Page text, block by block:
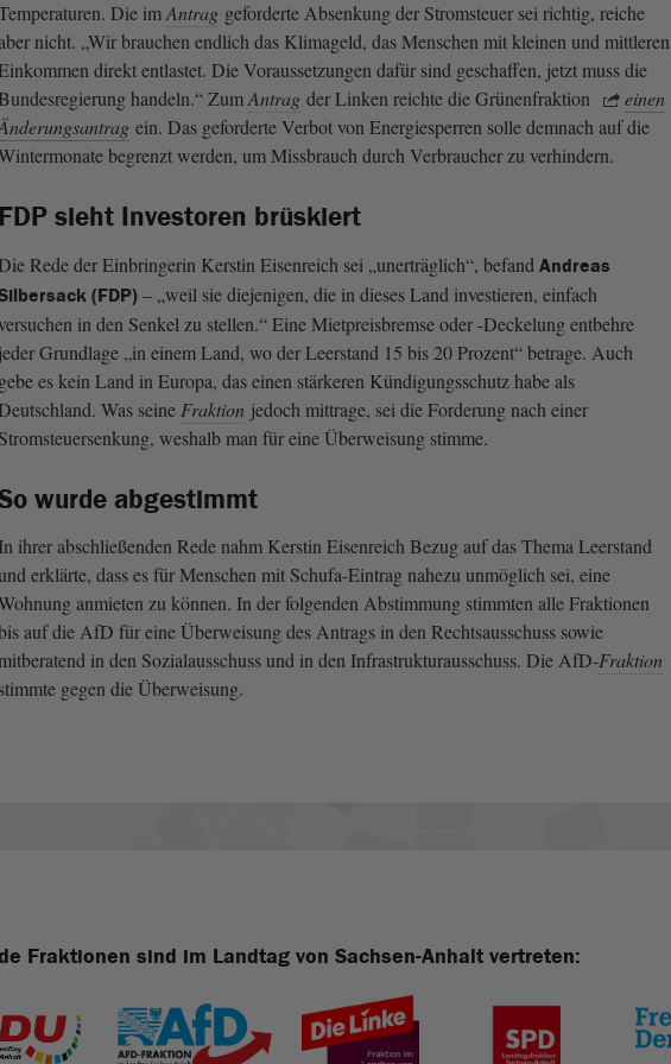
Die imAntrag geforderte Absenkung der Stromsteuer sei richtig, reiche
nicht. „Wir brauchen endlich das Klimageld, das Menschen mit kleinen und mittleren
direkt entlastet. Die Voraussetzungen dafür sind geschaffen, jetzt muss die
handeln.“ ZumAntrag der Linken reichte die Grünenfraktion
einen
ein. Das geforderte Verbot von Energiesperren solle demnach auf die
begrenzt werden, um Missbrauch durch Verbraucher zu verhindern.
FDP sieht Investoren brüskiert
Rede der Einbringerin Kerstin Eisenreich sei „unerträglich“, befand Andreas
(FDP)– „weil sie diejenigen, die in dieses Land investieren, einfach
in den Senkel zu stellen.“ Eine Mietpreisbremse oder -Deckelung entbehre
jeder Grundlage „in einem Land, wo der Leerstand 15 bis 20 Prozent“ betrage. Auch
gebe es kein Land in Europa, das einen stärkeren Kündigungsschutz habe als
Was seine Fraktion jedoch mittrage, sei die Forderung nach einer
Stromsteuersenkung, weshalb man für eine Überweisung stimme.
wurde abgestimmt
ihrer abschließenden Rede nahm Kerstin Eisenreich Bezug auf das Thema Leerstand
erklärte, dass es für Menschen mit Schufa-Eintrag nahezu unmöglich sei, eine
anmieten zu können. In der folgenden Abstimmung stimmten alle Fraktionen
auf die AfD für eine Überweisung des Antrags in den Rechtsausschuss sowie
in den Sozialausschuss und in den Infrastrukturausschuss. Die AfD-Fraktion
stimmte gegen die Überweisung.
Fraktionen sind im Landtag von Sachsen-Anhalt vertreten: